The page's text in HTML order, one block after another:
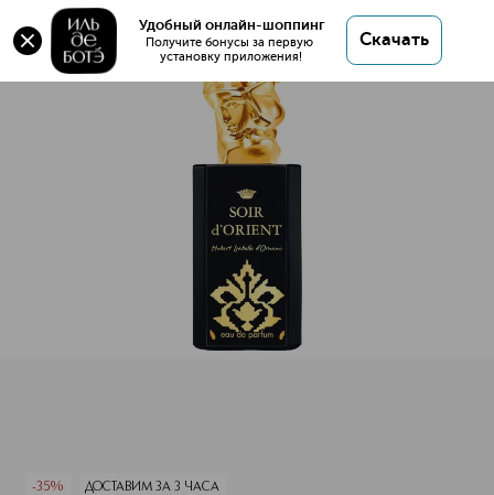
Удобный онлайн-шоппинг
Получите бонусы за первую
установку приложения!
Скачать
Soir d'Orient Парфюмерная вода
-35% ДОСТАВИМ ЗА 3 ЧАСА